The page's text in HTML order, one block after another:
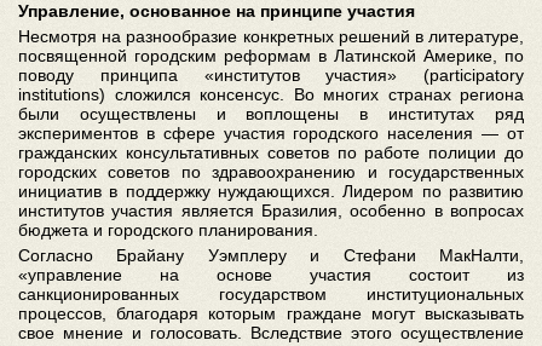
Управление, основанное на принципе участия
Несмотря на разнообразие конкретных решений в литературе,
посвященной городским реформам в Латинской Америке, по
поводу принципа «институтов участия» (participatory
institutions) сложился консенсус. Во многих странах региона
были осуществлены и воплощены в институтах ряд
экспериментов в сфере участия городского населения — от
гражданских консультативных советов по работе полиции до
городских советов по здравоохранению и государственных
инициатив в поддержку нуждающихся. Лидером по развитию
институтов участия является Бразилия, особенно в вопросах
бюджета и городского планирования.
Согласно Брайану Уэмплеру и Стефани МакНалти,
«управление на основе участия состоит из
санкционированных государством институциональных
процессов, благодаря которым граждане могут высказывать
свое мнение и голосовать. Вследствие этого осуществление